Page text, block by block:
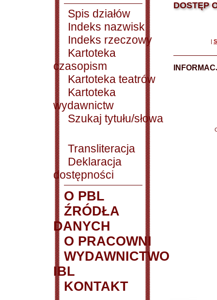
Spis działów
Indeks nazwisk
Indeks rzeczowy
Kartoteka
czasopism
Kartoteka teatrów
Kartoteka
wydawnictw
Szukaj tytułu/słowa
Transliteracja
Deklaracja
dostępności
O PBL
ŹRÓDŁA
DANYCH
O PRACOWNI
WYDAWNICTWO
IBL
KONTAKT
DOSTĘP
|